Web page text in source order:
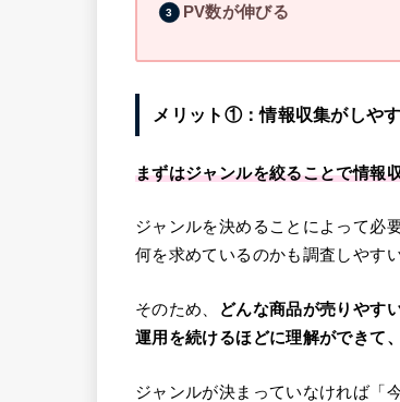
PV数が伸びる
メリット①：情報収集がしや
まずはジャンルを絞ることで情報
ジャンルを決めることによって必
何を求めているのかも調査しやすい
そのため、
どんな商品が売りやす
運用を続けるほどに理解ができて
ジャンルが決まっていなければ「